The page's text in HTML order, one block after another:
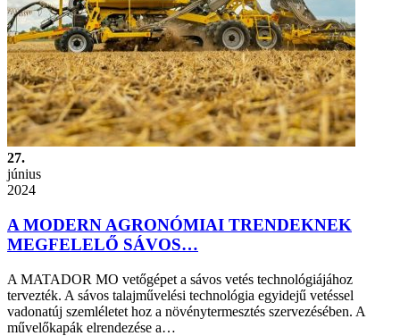
27.
június
2024
A MODERN AGRONÓMIAI TRENDEKNEK
MEGFELELŐ SÁVOS…
A MATADOR MO vetőgépet a sávos vetés technológiájához
tervezték. A sávos talajművelési technológia egyidejű vetéssel
vadonatúj szemléletet hoz a növénytermesztés szervezésében. A
művelőkapák elrendezése a…